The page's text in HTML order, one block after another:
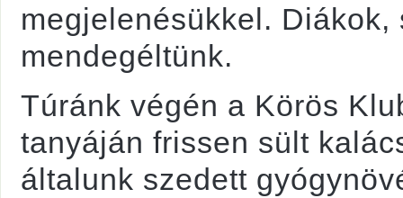
megjelenésükkel.
mendegéltünk.
Túránk végén a Körös
tanyáján frissen sült
általunk szedett